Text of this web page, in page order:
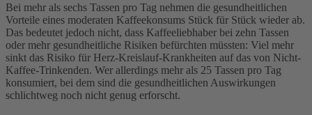
Bei mehr als sechs Tassen pro Tag nehmen die gesundheitlichen
Vorteile eines moderaten Kaffeekonsums Stück für Stück wieder ab.
Das bedeutet jedoch nicht, dass Kaffeeliebhaber bei zehn Tassen
oder mehr gesundheitliche Risiken befürchten müssten: Viel mehr
sinkt das Risiko für Herz-Kreislauf-Krankheiten auf das von Nicht-
Kaffee-Trinkenden. Wer allerdings mehr als 25 Tassen pro Tag
konsumiert, bei dem sind die gesundheitlichen Auswirkungen
schlichtweg noch nicht genug erforscht.